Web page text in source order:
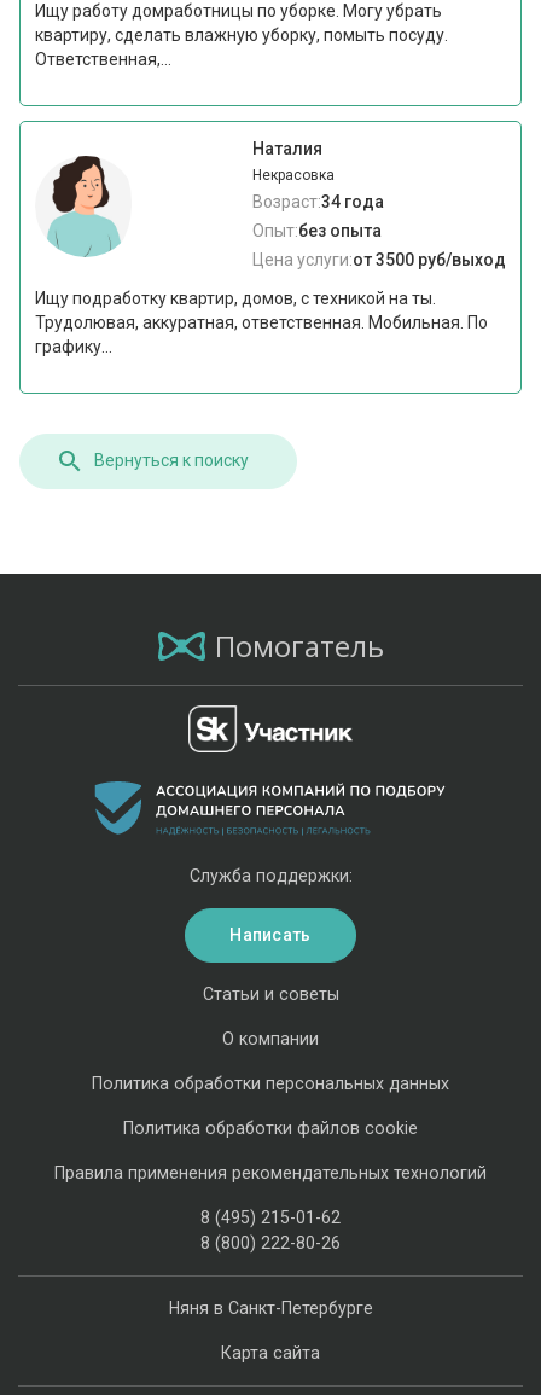
Ищу работу домработницы по уборке. Могу убрать
квартиру, сделать влажную уборку, помыть посуду.
Ответственная,...
Наталия
Некрасовка
Возраст:34 года
Опыт:без опыта
Цена услуги:от 3500 руб/выход
Ищу подработку квартир, домов, с техникой на ты.
Трудолювая, аккуратная, ответственная. Мобильная. По
графику...
Вернуться к поиску
Помогатель
Няня в Санкт-Петербурге
Карта сайта
Статьи и советы
О компании
Политика обработки персональных данных
Политика обработки файлов cookie
Правила применения рекомендательных технологий
8 (495) 215-01-62
8 (800) 222-80-26
Служба поддержки:
Написать